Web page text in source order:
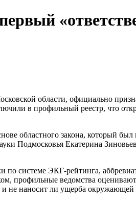
области, официально
в профильный реестр, что
областного закона, который
Подмосковья Екатерина
системе ЭКГ-рейтинга,
профильные ведомства
не наносит ли ущерба окружающей